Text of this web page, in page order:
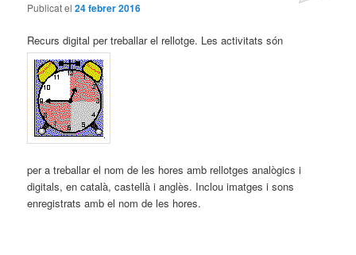
Publicat el24 febrer 2016
Recurs digital per treballar el rellotge. Les activitats són
per a treballar el nom de les hores amb rellotges analògics i
digitals, en català, castellà i anglès. Inclou imatges i sons
enregistrats amb el nom de les hores.